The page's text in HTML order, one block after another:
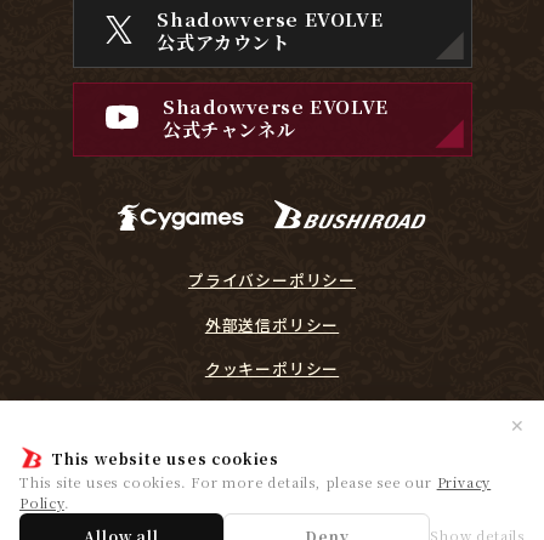
This website uses cookies
This site uses cookies. For more details, please see our Privacy
Policy.
Allow all Deny Show details
✕
Shadowverse EVOLVE
公式アカウント
Shadowverse EVOLVE
公式チャンネル
プライバシーポリシー
外部送信ポリシー
クッキーポリシー
プレイヤーリスペクト宣言
© Cygames, Inc. ©Bushiroad